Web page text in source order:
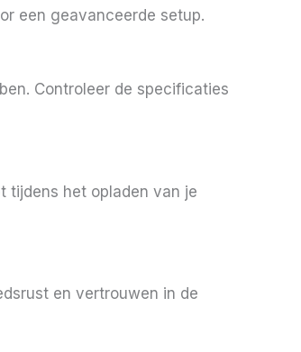
een geavanceerde setup.
Controleer de specificaties
tijdens het opladen van je
en vertrouwen in de